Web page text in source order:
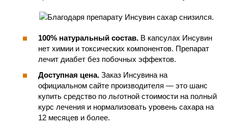
100% натуральный состав. В капсулах Инсувин
нет химии и токсических компонентов. Препарат
лечит диабет без побочных эффектов.
Доступная цена. Заказ Инсувина на
официальном сайте производителя — это шанс
купить средство по льготной стоимости на полный
курс лечения и нормализовать уровень сахара на
12 месяцев и более.